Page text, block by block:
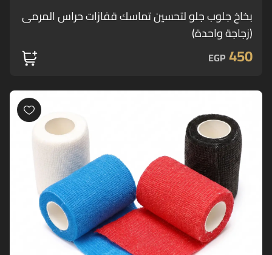
بخاخ جلوب جلو لتحسين تماسك قفازات حراس المرمى
(زجاجة واحدة)
450
EGP